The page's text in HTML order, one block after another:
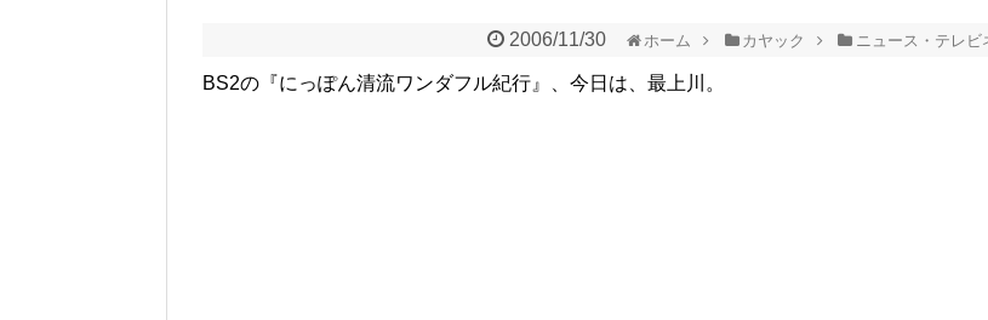
2006/11/30 ホーム カヤック ニュース・テレビ
BS2の『にっぽん清流ワンダフル紀行』、今日は、最上川。